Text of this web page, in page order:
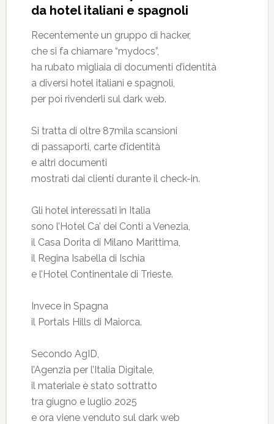
da hotel italiani e spagnoli
Recentemente un gruppo di hacker,
che si fa chiamare “mydocs”,
ha rubato migliaia di documenti d’identità
a diversi hotel italiani e spagnoli,
per poi rivenderli sul dark web.
Si tratta di oltre 87mila scansioni
di passaporti, carte d’identità
e altri documenti
mostrati dai clienti durante il check-in.
Gli hotel interessati in Italia
sono l’Hotel Ca’ dei Conti a Venezia,
il Casa Dorita di Milano Marittima,
il Regina Isabella di Ischia
e l’Hotel Continentale di Trieste.
Invece in Spagna
il Portals Hills di Maiorca.
Secondo AgID,
l’Agenzia per l’Italia Digitale,
il materiale è stato sottratto
tra giugno e luglio 2025
e ora viene venduto sul dark web